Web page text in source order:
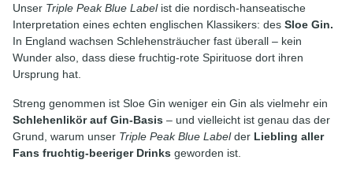
Unser Triple Peak Blue Labelist die nordisch-hanseatische
Interpretation eines echten englischen Klassikers: des Sloe Gin.
In England wachsen Schlehensträucher fast überall – kein
Wunder also, dass diese fruchtig-rote Spirituose dort ihren
Ursprung hat.
Streng genommen ist Sloe Gin weniger ein Gin als vielmehr ein
Schlehenlikör auf Gin-Basis – und vielleicht ist genau das der
Grund, warum unser Triple Peak Blue Labelder Liebling aller
Fans fruchtig-beeriger Drinks geworden ist.